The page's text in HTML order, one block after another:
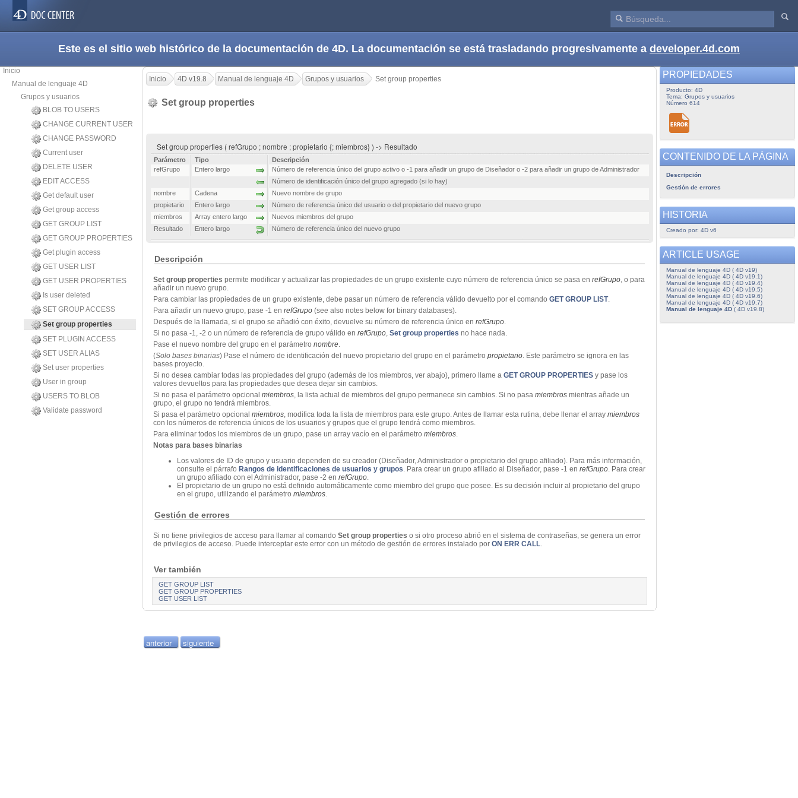
Este es el sitio web histórico de la documentación de 4D. La documentación se está trasladando progresivamente a developer.4d.com
Inicio
Manual de lenguaje 4D
Grupos y usuarios
BLOB TO USERS
CHANGE CURRENT USER
CHANGE PASSWORD
Current user
DELETE USER
EDIT ACCESS
Get default user
Get group access
GET GROUP LIST
GET GROUP PROPERTIES
Get plugin access
GET USER LIST
GET USER PROPERTIES
Is user deleted
SET GROUP ACCESS
Set group properties
SET PLUGIN ACCESS
SET USER ALIAS
Set user properties
User in group
USERS TO BLOB
Validate password
Inicio 4D v19.8 Manual de lenguaje 4D Grupos y usuarios Set group properties
Set group properties
Set group properties ( refGrupo ; nombre ; propietario {; miembros} ) -> Resultado
Parámetro Tipo
Descripción
refGrupo
Entero largo
Número de referencia único del grupo activo o -1 para añadir un grupo de Diseñador o -2 para añadir un grupo de Administrador
Número de identificación único del grupo agregado (si lo hay)
nombre
Cadena
Nuevo nombre de grupo
propietario
Entero largo
Número de referencia único del usuario o del propietario del nuevo grupo
miembros
Array entero largo
Nuevos miembros del grupo
Resultado
Entero largo Número de referencia único del nuevo grupo
Descripción
Set group properties permite modificar y actualizar las propiedades de un grupo existente cuyo número de referencia único se pasa en refGrupo, o para
añadir un nuevo grupo.
Para cambiar las propiedades de un grupo existente, debe pasar un número de referencia válido devuelto por el comando GET GROUP LIST.
Para añadir un nuevo grupo, pase -1 en refGrupo (see also notes below for binary databases).
Después de la llamada, si el grupo se añadió con éxito, devuelve su número de referencia único en refGrupo.
Si no pasa -1, -2 o un número de referencia de grupo válido en refGrupo, Set group properties no hace nada.
Pase el nuevo nombre del grupo en el parámetro nombre.
(Solo bases binarias) Pase el número de identificación del nuevo propietario del grupo en el parámetro propietario. Este parámetro se ignora en las
bases proyecto.
Si no desea cambiar todas las propiedades del grupo (además de los miembros, ver abajo), primero llame a GET GROUP PROPERTIES y pase los
valores devueltos para las propiedades que desea dejar sin cambios.
Si no pasa el parámetro opcional miembros, la lista actual de miembros del grupo permanece sin cambios. Si no pasa miembros mientras añade un
grupo, el grupo no tendrá miembros.
Si pasa el parámetro opcional miembros, modifica toda la lista de miembros para este grupo. Antes de llamar esta rutina, debe llenar el array miembros
con los números de referencia únicos de los usuarios y grupos que el grupo tendrá como miembros.
Para eliminar todos los miembros de un grupo, pase un array vacío en el parámetro miembros.
Notas para bases binarias
Los valores de ID de grupo y usuario dependen de su creador (Diseñador, Administrador o propietario del grupo afiliado). Para más información,
consulte el párrafo Rangos de identificaciones de usuarios y grupos. Para crear un grupo afiliado al Diseñador, pase -1 en refGrupo. Para crear
un grupo afiliado con el Administrador, pase -2 en refGrupo.
El propietario de un grupo no está definido automáticamente como miembro del grupo que posee. Es su decisión incluir al propietario del grupo
en el grupo, utilizando el parámetro miembros.
Gestión de errores
Si no tiene privilegios de acceso para llamar al comando Set group properties o si otro proceso abrió en el sistema de contraseñas, se genera un error
de privilegios de acceso. Puede interceptar este error con un método de gestión de errores instalado por ON ERR CALL
Ver también
GET GROUP LIST
GET GROUP PROPERTIES
GET USER LIST
anterior siguiente
PROPIEDADES
Producto: 4D
Tema: Grupos y usuarios
Número 614
CONTENIDO DE LA PÁGINA
Descripción
Gestión de errores
HISTORIA
Creado por: 4D v6
ARTICLE USAGE
Manual de lenguaje 4D ( 4D v19)
Manual de lenguaje 4D ( 4D v19.1)
Manual de lenguaje 4D ( 4D v19.4)
Manual de lenguaje 4D ( 4D v19.5)
Manual de lenguaje 4D ( 4D v19.6)
Manual de lenguaje 4D ( 4D v19.7)
Manual de lenguaje 4D( 4D v19.8)